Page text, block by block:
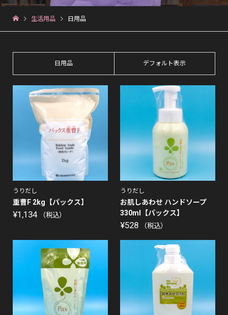
生活用品 日用品
日用品 デフォルト表示
うりだし
重曹F 2kg【パックス】
¥1,134 （税込）
うりだし
お肌しあわせ ハンドソープ
330ml【パックス】
¥528 （税込）